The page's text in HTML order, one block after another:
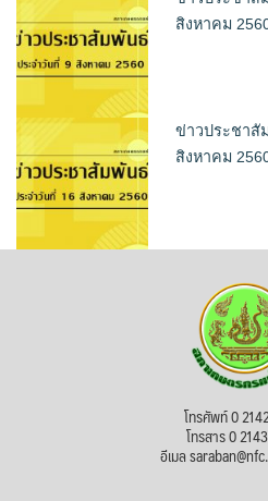
สิงหาคม
ข่าวประชาสั
สิงหาคม
โทรศัพท์ 0
โทรสาร 0
อีเมล